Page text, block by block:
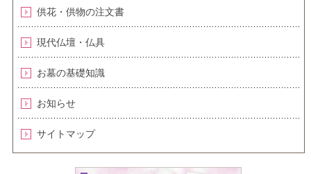
供花・供物の注文書
現代仏壇・仏具
お墓の基礎知識
お知らせ
サイトマップ